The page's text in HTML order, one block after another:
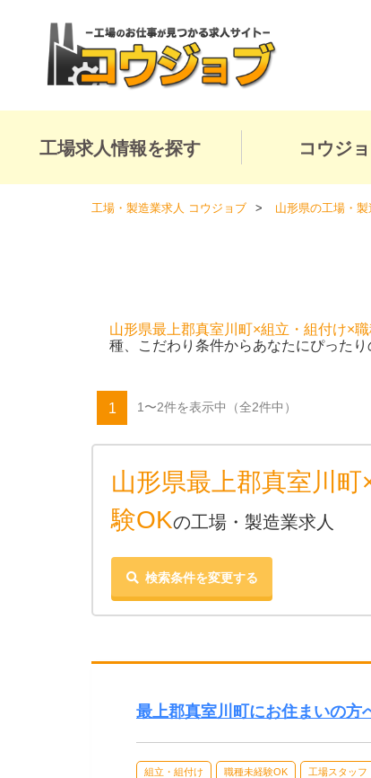
工場求人情報を探す コウジ
工場・製造業求人 コウジョブ 山形県の工場・製
山形県最上郡真室川町×組立・組付け×
種、こだわり条件からあなたにぴったり
1 1〜2件を表示中 （全2件中）
山形県最上郡真室川
験OKの工場・製造業求人
検索条件を変更する
最上郡真室川町にお住まいの方
組立・組付け 職種未経験OK 工場スタッフ